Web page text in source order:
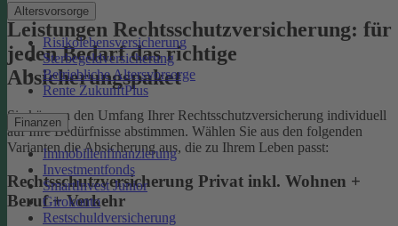
Altersvorsorge
Risikolebensversicherung
Sterbegeldversicherung
Betriebliche Altersvorsorge
Rente ZukunftPlus
Finanzen
Immobilienfinanzierung
Investmentfonds
SmartInvest Junior
Girokonto
Restschuldversicherung
Leistungen Rechtsschutzversicherung: für
jeden Bedarf das richtige
Absicherungspaket
Sie können den Umfang Ihrer Rechtsschutzversicherung individuell
auf Ihre Bedürfnisse abstimmen. Wählen Sie aus den folgenden
Varianten die Absicherung aus, die zu Ihrem Leben passt:
Rechtsschutzversicherung Privat inkl. Wohnen +
Beruf + Verkehr